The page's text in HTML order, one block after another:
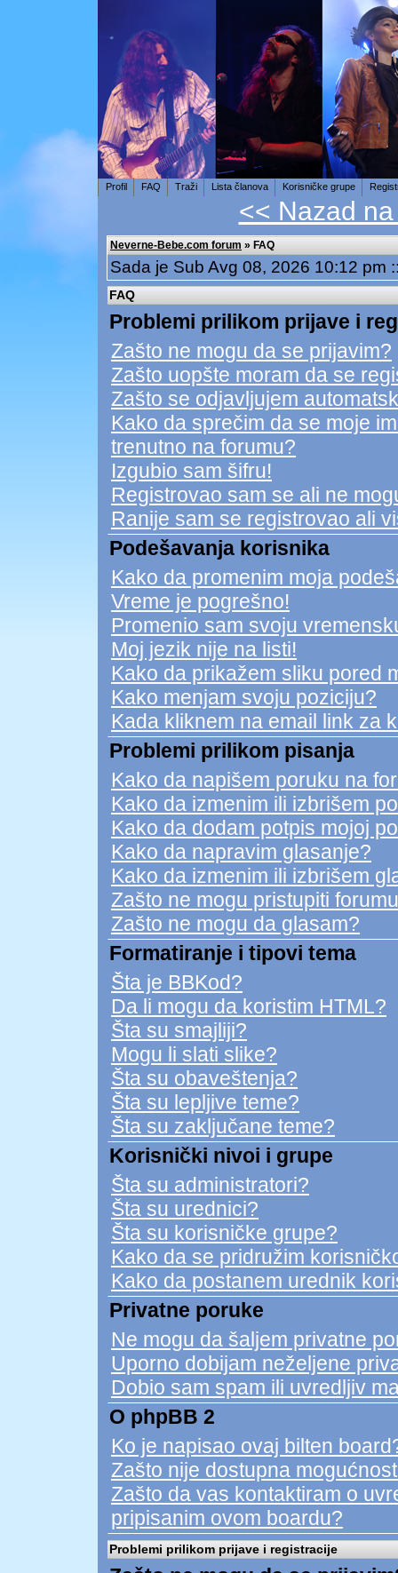
Profil FAQ Traži Lista članova Korisničke grupe
<< Nazad
Neverne-Bebe.com forum » FAQ
Sada je Sub Avg 08, 2026 10:12 pm
FAQ
Problemi prilikom prijave i
Zašto ne mogu da se prijavim?
Zašto uopšte moram da se
Zašto se odjavljujem
Kako da sprečim da se moje
trenutno na forumu?
Izgubio sam šifru!
Registrovao sam se ali ne
Ranije sam se registrovao ali
Podešavanja korisnika
Kako da promenim moja
Vreme je pogrešno!
Promenio sam svoju
Moj jezik nije na listi!
Kako da prikažem sliku pored
Kako menjam svoju poziciju?
Kada kliknem na email link za
Problemi prilikom pisanja
Kako da napišem poruku na
Kako da izmenim ili izbrišem
Kako da dodam potpis mojoj
Kako da napravim glasanje?
Kako da izmenim ili izbrišem
Zašto ne mogu pristupiti
Zašto ne mogu da glasam?
Formatiranje i tipovi tema
Šta je BBKod?
Da li mogu da koristim HTML?
Šta su smajliji?
Mogu li slati slike?
Šta su obaveštenja?
Šta su lepljive teme?
Šta su zaključane teme?
Korisnički nivoi i grupe
Šta su administratori?
Šta su urednici?
Šta su korisničke grupe?
Kako da se pridružim
Kako da postanem urednik
Privatne poruke
Ne mogu da šaljem privatne
Uporno dobijam neželjene
Dobio sam spam ili uvredljiv
O phpBB 2
Ko je napisao ovaj bilten
Zašto nije dostupna
Zašto da vas kontaktiram o
pripisanim ovom boardu?
Problemi prilikom prijave i registracije